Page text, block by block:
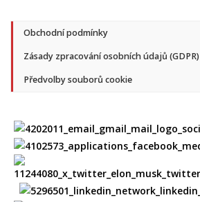
Obchodní podmínky
Zásady zpracování osobních údajů (GDPR)
Předvolby souborů cookie